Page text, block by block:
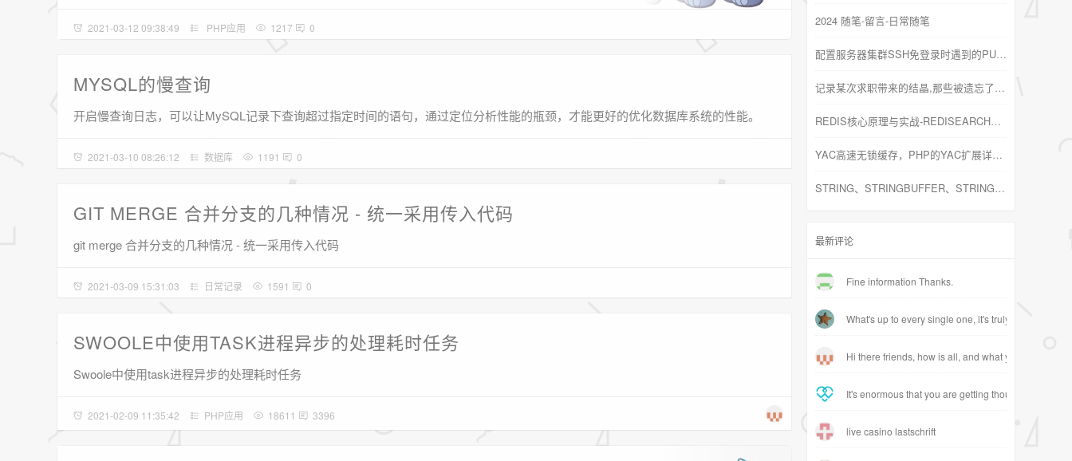
2021-03-12 09:38:49 PHP应用 1217 0
MYSQL的慢查询
开启慢查询日志，可以让MySQL记录下查询超过指定时间的语句，通过定位分析性能的瓶颈，才能更好的优化数据库系统的性能。
2021-03-10 08:26:12 数据库 1191 0
GIT MERGE 合并分支的几种情况 - 统一采用传入代码
git merge 合并分支的几种情况 - 统一采用传入代码
2021-03-09 15:31:03 日常记录 1591 0
SWOOLE中使用TASK进程异步的处理耗时任务
Swoole中使用task进程异步的处理耗时任务
2021-02-09 11:35:42 PHP应用 18611 3396
2024 随笔-留言-日常随笔
配置服务器集群SSH免登录时遇到的PUBKEYACCEPTEDALGORITHMS问题
记录某次求职带来的结晶,那些被遗忘了的基础知识
REDIS核心原理与实战-REDISEARCH高性能的全文搜索引擎
YAC高速无锁缓存，PHP的YAC扩展详解及安装
STRING、STRINGBUFFER、STRINGBUILDER的区别
最新评论
Fine information Thanks.
What's up to every single one, it's truly a pleasant
Hi there friends, how is all, and what you wish for
It's enormous that you are getting thoughts from
live casino lastschrift